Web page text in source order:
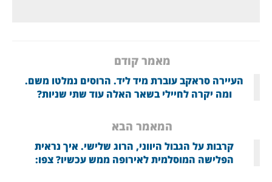
מאמר קודם
העיירה סראקב עוברת מיד ליד. הרוסים נמלטו משם.
ומה יקרה לחיילי בשאר האלה עוד שתי שניות?
המאמר הבא
קרבות על הגבול היווני, הרוג שלישי. איך נראית
הפלישה המוסלמית לאירופה ממש עכשיו? צפו: